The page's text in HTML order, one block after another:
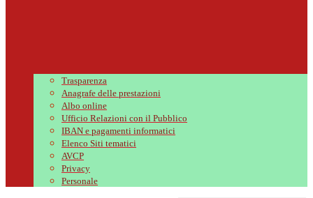
Trasparenza
Anagrafe delle prestazioni
Albo online
Ufficio Relazioni con il Pubblico
IBAN e pagamenti informatici
Elenco Siti tematici
AVCP
Privacy
Personale